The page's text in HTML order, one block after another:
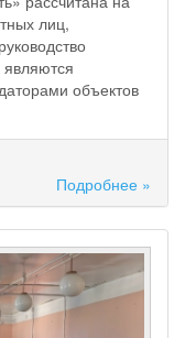
лиц,
являются
объектов
Подробнее »